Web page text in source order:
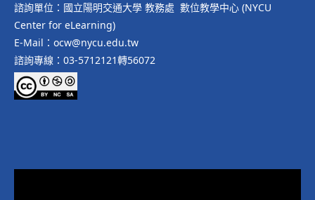
諮詢單位：國立陽明交通大學 教務處 數位教學中心 (NYCU
Center for eLearning)
E-Mail：ocw@nycu.edu.tw
諮詢專線：03-5712121轉56072